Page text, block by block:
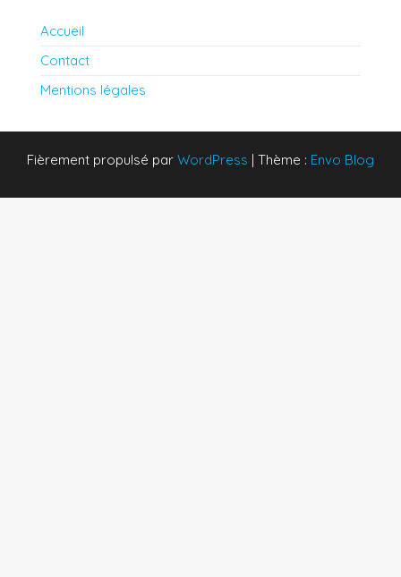
Accueil
Contact
Mentions légales
Fièrement propulsé par WordPress | Thème : Envo Blog